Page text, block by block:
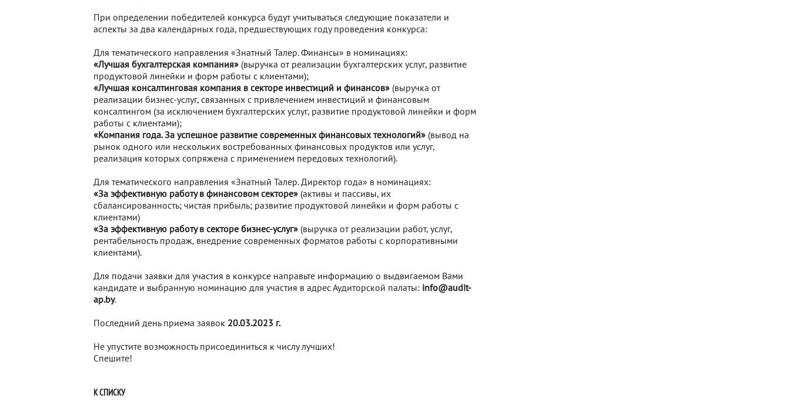
При определении победителей конкурса будут учитываться следующие показатели и
аспекты за два календарных года, предшествующих году проведения конкурса:
Для тематического направления «Знатный Талер. Финансы» в номинациях:
«Лучшая бухгалтерская компания» (выручка от реализации бухгалтерских услуг, развитие
продуктовой линейки и форм работы с клиентами);
«Лучшая консалтинговая компания в секторе инвестиций и финансов» (выручка от
реализации бизнес-услуг, связанных с привлечением инвестиций и финансовым
консалтингом (за исключением бухгалтерских услуг, развитие продуктовой линейки и форм
работы с клиентами);
«Компания года. За успешное развитие современных финансовых технологий» (вывод на
рынок одного или нескольких востребованных финансовых продуктов или услуг,
реализация которых сопряжена с применением передовых технологий).
Для тематического направления «Знатный Талер. Директор года» в номинациях:
«За эффективную работу в финансовом секторе» (активы и пассивы, их
сбалансированность; чистая прибыль; развитие продуктовой линейки и форм работы с
клиентами)
«За эффективную работу в секторе бизнес-услуг» (выручка от реализации работ, услуг,
рентабельность продаж, внедрение современных форматов работы с корпоративными
клиентами).
Для подачи заявки для участия в конкурсе направьте информацию о выдвигаемом Вами
кандидате и выбранную номинацию для участия в адрес Аудиторской палаты: info@audit-
ap.by.
Последний день приема заявок 20.03.2023 г.
Не упустите возможность присоединиться к числу лучших!
Спешите!
К СПИСКУ